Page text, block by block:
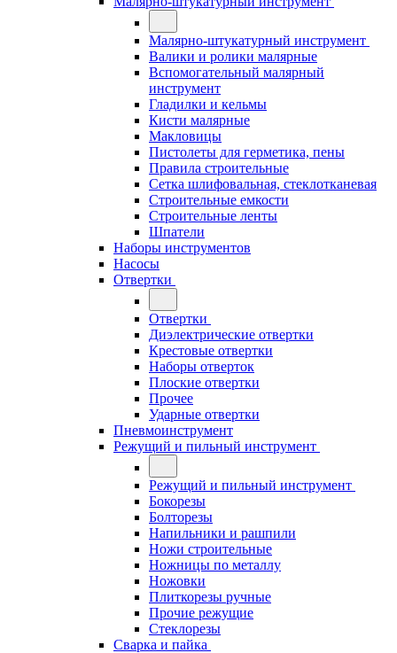
Малярно-штукатурный инструмент
Валики и ролики малярные
Вспомогательный малярный
инструмент
Гладилки и кельмы
Кисти малярные
Макловицы
Пистолеты для герметика, пены
Правила строительные
Сетка шлифовальная, стеклотканевая
Строительные емкости
Строительные ленты
Шпатели
Наборы инструментов
Насосы
Отвертки
Отвертки
Диэлектрические отвертки
Крестовые отвертки
Наборы отверток
Плоские отвертки
Прочее
Ударные отвертки
Пневмоинструмент
Режущий и пильный инструмент
Режущий и пильный инструмент
Бокорезы
Болторезы
Напильники и рашпили
Ножи строительные
Ножницы по металлу
Ножовки
Плиткорезы ручные
Прочие режущие
Стеклорезы
Сварка и пайка